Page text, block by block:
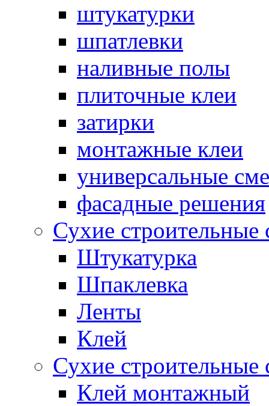
штукатурки
шпатлевки
наливные полы
плиточные клеи
затирки
монтажные клеи
универсальные
фасадные решения
Сухие
Штукатурка
Шпаклевка
Ленты
Клей
Сухие
Клей монтажный